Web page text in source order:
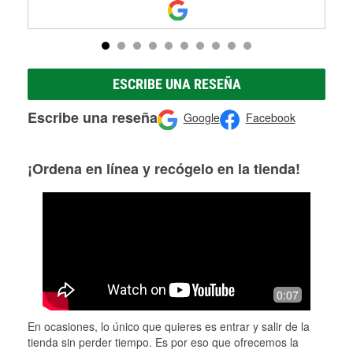
ESCRIBE UNA RESEÑA
Escribe una reseña Google Facebook
¡Ordena en línea y recógelo en la tienda!
0:07
En ocasiones, lo único que quieres es entrar y salir de la
tienda sin perder tiempo. Es por eso que ofrecemos la